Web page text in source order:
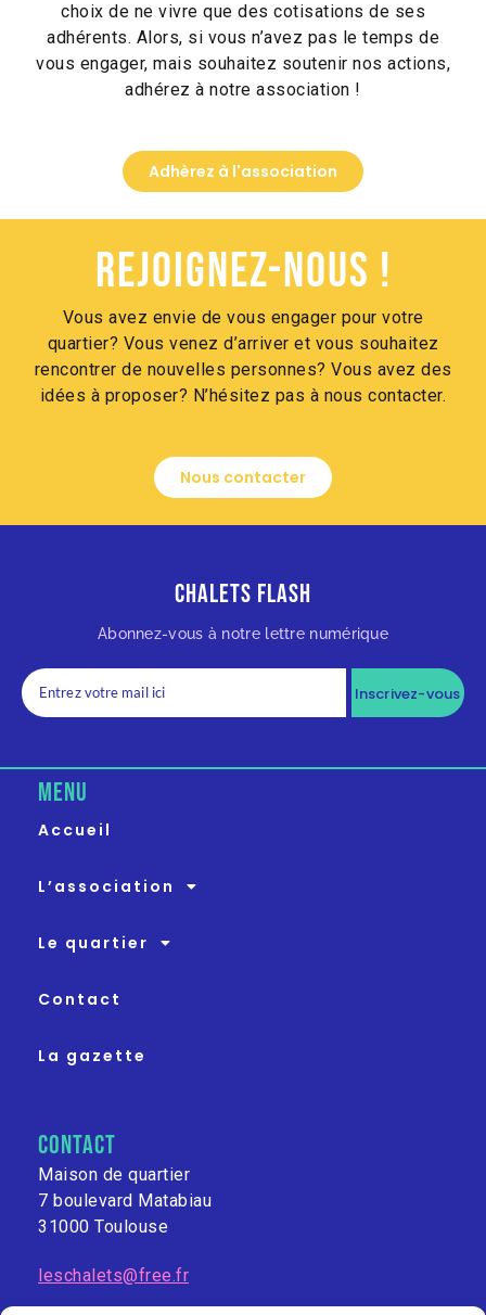
choix de ne vivre que des cotisations de ses
adhérents. Alors, si vous n’avez pas le temps de
vous engager, mais souhaitez soutenir nos actions,
adhérez à notre association !
Adhèrez à l'association
Rejoignez-nous !
Vous avez envie de vous engager pour votre
quartier? Vous venez d’arriver et vous souhaitez
rencontrer de nouvelles personnes? Vous avez des
idées à proposer? N’hésitez pas à nous contacter.
Nous contacter
Chalets Flash
Abonnez-vous à notre lettre numérique
Inscrivez-vous
MENU
Accueil
L’association
Le quartier
Contact
La gazette
contact
Maison de quartier
7 boulevard Matabiau
31000 Toulouse
leschalets@free.fr